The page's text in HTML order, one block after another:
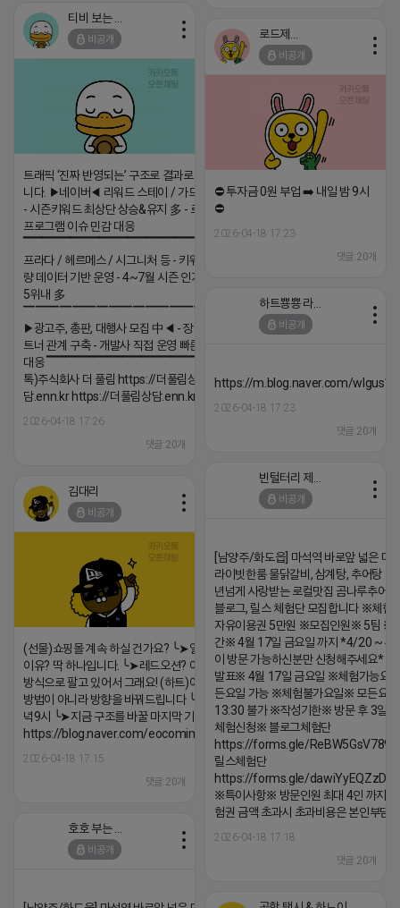
비공개
트래픽 ‘진짜 반영되는’ 구조로 결과로 보여드립
니다. ▶네이버◀ 리워드 스테이 / 가드 / 자몽 등
- 시즌키워드 최상단 상승&유지 多 - 로직변화,
프로그램 이슈 민감 대응
▔▔▔▔▔▔▔▔▔▔▔▔▔▔▔▔▔▔ ▶쿠팡◀
프라다 / 헤르메스 / 시그니처 등 - 키워드 검색
량 데이터 기반 운영 - 4~7월 시즌 인기 키워드
5위내 多
▔▔▔▔▔▔▔▔▔▔▔▔▔▔▔▔▔▔
▶광고주, 총판, 대행사 모집 中◀ - 장기 협업 파
트너 관계 구축 - 개발사 직접 운영 빠른 피드백
대응 ▔▔▔▔▔▔▔▔▔▔▔▔▔▔▔▔▔▔ (카
톡)주식회사 더 풀림 https://더풀림상
담.enn.kr https://더풀림상담.enn.kr
2026-04-18 17:26
댓글:20개
비공개
⛔️ 투자금 0원 부업 ➡️ 내일 밤 9시
⛔️
2026-04-18 17:23
댓글:20개
하트뿅뿅 라이언
비공개
https://m.blog.naver.com/
2026-04-18 17:23
댓글:20개
비공개
[남양주/화도읍] 마석역 바로앞 넓은 매
라이빗한룸 물닭갈비, 삼계탕, 추어탕 맛
년넘게 사랑받는 로컬맛집 곰나루추어
블로그, 릴스 체험단 모집합니다 ※체험
자유이용권 5만원 ※모집인원※ 5팀 ※
간※ 4월 17일 금요일 까지 *4/20 ~ 4/
이 방문 가능하신분만 신청해주세요* ※
발표※ 4월 17일 금요일 ※체험가능요
든요일 가능 ※체험불가요일※ 모든요
13:30 불가 ※작성기한※ 방문 후 3일
체험신청※ 블로그체험단
https://forms.gle/
릴스체험단
https://forms.gle/
※특이사항※ 방문인원 최대 4인 까지
험권 금액 초과시 초과비용은 본인부담
2026-04-18 17:18
댓글:20개
김대리
비공개
(선물)쇼핑몰 계속 하실 건가요? ╰➤열심히 해도 안되는
이유? 딱 하나입니다. ╰➤레드오션? 아니요! ╰➤모두 같은
방식으로 팔고 있어서 그래요! (하트)이번엔 다릅니다. ╰➤
방법이 아니라 방향을 바꿔드립니다 ╰➤4월 21일(화) 저
녁9시 ╰➤지금 구조를 바꿀 마지막 기회
https://blog.naver.com/eocomim/224250518436
2026-04-18 17:15
댓글:20개
비공개